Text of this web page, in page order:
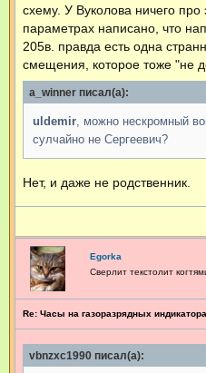
схему. У Вуколова ничего
параметрах написано, что
205в. правда есть одна
смещения, которое тоже "не
a_winner писал(а):
uldemir , можно нескромный
сулчайно не Сергеевич?
Нет, и даже не родственник.
Egorka
Сверлит текстолит
Re: Часы на газоразрядных
vbnzxc1990 писал(а):